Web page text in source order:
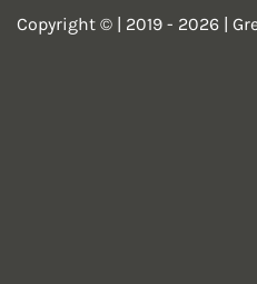
Copyright © | 2019 - 2026 |